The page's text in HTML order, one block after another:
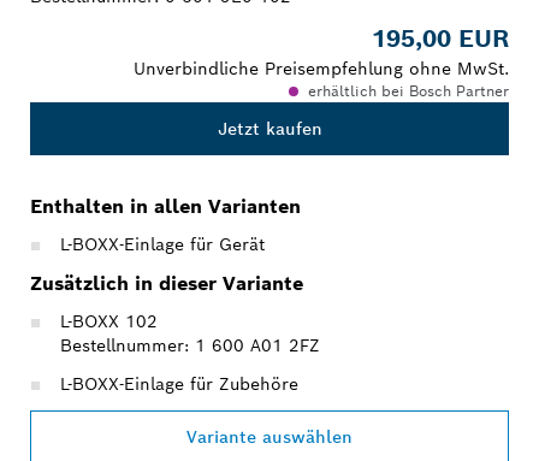
195,00 EUR
Unverbindliche Preisempfehlung ohne MwSt.
erhältlich bei Bosch Partner
Jetzt kaufen
Enthalten in allen Varianten
L-BOXX-Einlage für Gerät
Zusätzlich in dieser Variante
L-BOXX 102
Bestellnummer: 1 600 A01 2FZ
L-BOXX-Einlage für Zubehöre
Variante auswählen